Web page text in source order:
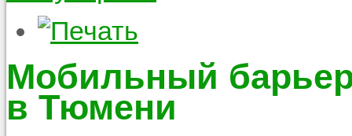
Мобильный барьер
в Тюмени